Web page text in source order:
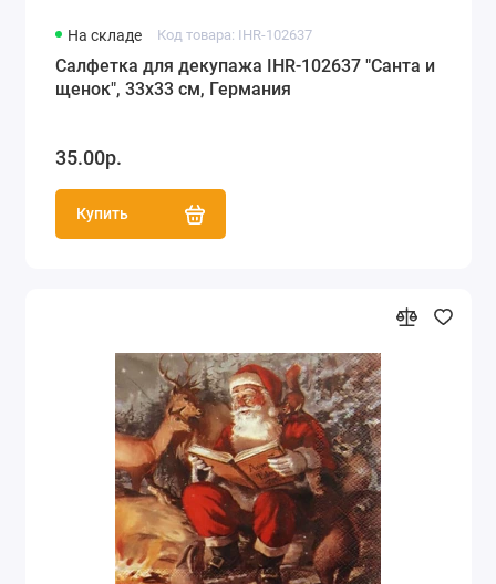
На складе Код товара: IHR-102637
Салфетка для декупажа IHR-102637 "Санта и
щенок", 33х33 см, Германия
35.00р.
Купить